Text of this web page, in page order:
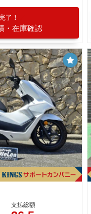
了！
・在庫確認
支払総額